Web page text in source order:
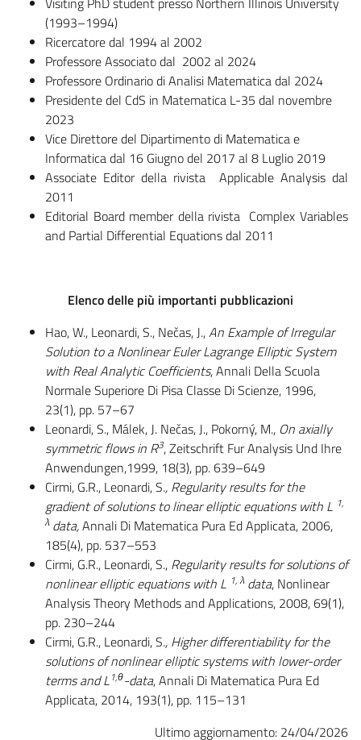
(1993–1994)
Ricercatore dal 1994 al 2002
Professore Associato dal 2002 al 2024
Professore Ordinario di Analisi Matematica dal 2024
Presidente del CdS in Matematica L-35 dal novembre
2023
Vice Direttore del Dipartimento di Matematica e
Informatica dal 16 Giugno del 2017 al 8 Luglio 2019
Associate Editor della rivista Applicable Analysis dal
2011
Editorial Board member della rivista Complex Variables
and Partial Differential Equations dal 2011
Elenco delle più importanti pubblicazioni
Hao, W., Leonardi, S., Nečas, J.,An Example of Irregular
Solution to a Nonlinear Euler Lagrange Elliptic System
with Real Analytic Coefficients, Annali Della Scuola
Normale Superiore Di Pisa Classe Di Scienze, 1996,
23(1), pp. 57–67
Leonardi, S., Málek, J. Nečas, J., Pokorný, M., On axially
symmetric flows in R3, Zeitschrift Fur Analysis Und Ihre
Anwendungen,1999, 18(3), pp. 639–649
Cirmi, G.R., Leonardi, S., Regularity results for the
gradient of solutions to linear elliptic equations with L 1,
λ data,Annali Di Matematica Pura Ed Applicata, 2006,
185(4), pp. 537–553
Cirmi, G.R., Leonardi, S., Regularity results for solutions of
nonlinear elliptic equations with L 1, λ data, Nonlinear
Analysis Theory Methods and Applications, 2008, 69(1),
pp. 230–244
Cirmi, G.R., Leonardi, S., Higher differentiability for the
solutions of nonlinear elliptic systems with lower-order
terms and L1,θ-data, Annali Di Matematica Pura Ed
Applicata, 2014, 193(1), pp. 115–131
Ultimo aggiornamento: 24/04/2026